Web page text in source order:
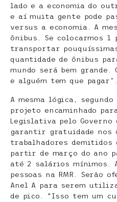
lado e a economia do
e aí muita gente pode
versus a economia. A
ônibus. Se colocarmos 1
transportar
quantidade de ônibus
mundo será bem
e alguém tem que pagar”.
A mesma lógica,
projeto encaminhado
Legislativa pelo Governo
garantir gratuidade nos
trabalhadores demitidos
partir de março do ano
até 2 salários mínimos.
pessoas na RMR. Serão
Anel A para serem
de pico. “Isso tem um